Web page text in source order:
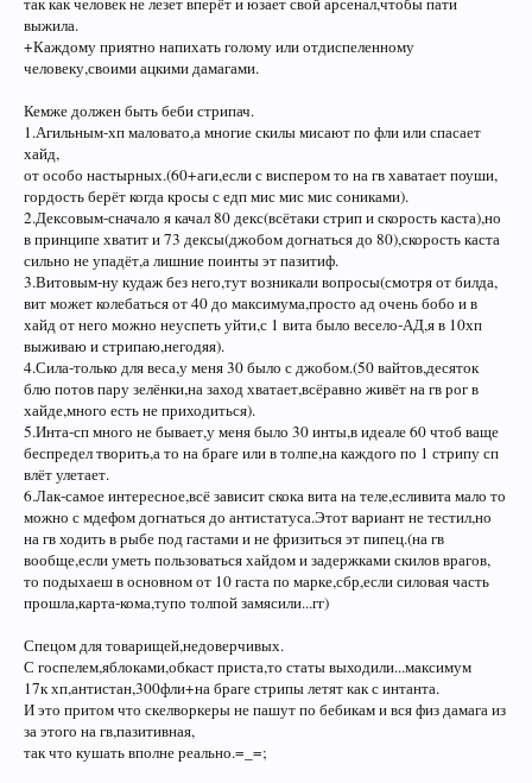
выжила.
+Каждому приятно напихать голому или отдиспеленному
человеку,своими ацкими дамагами.
Кемже должен быть беби стрипач.
1.Агильным-хп маловато,а многие скилы мисают по фли или спасает
хайд,
от особо настырных.(60+аги,если с виспером то на гв хаватает поуши,
гордость берёт когда кросы с едп мис мис мис сониками).
2.Дексовым-сначало я качал 80 декс(всётаки стрип и скорость каста),но
в принципе хватит и 73 дексы(джобом догнаться до 80),скорость каста
сильно не упадёт,а лишние поинты эт пазитиф.
3.Витовым-ну кудаж без него,тут возникали вопросы(смотря от билда,
вит может колебаться от 40 до максимума,просто ад очень бобо и в
хайд от него можно неуспеть уйти,с 1 вита было весело-АД,я в 10хп
выживаю и стрипаю,негодяя).
4.Сила-только для веса,у меня 30 было с джобом.(50 вайтов,десяток
блю потов пару зелёнки,на заход хватает,всёравно живёт на гв рог в
хайде,много есть не приходиться).
5.Инта-сп много не бывает,у меня было 30 инты,в идеале 60 чтоб ваще
беспредел творить,а то на браге или в толпе,на каждого по 1 стрипу сп
влёт улетает.
6.Лак-самое интересное,всё зависит скока вита на теле,есливита мало то
можно с мдефом догнаться до антистатуса.Этот вариант не тестил,но
на гв ходить в рыбе под гастами и не фризиться эт пипец.(на гв
вообще,если уметь пользоваться хайдом и задержками скилов врагов,
то подыхаеш в основном от 10 гаста по марке,сбр,если силовая часть
прошла,карта-кома,тупо толпой замясили...гг)
Спецом для товарищей,недоверчивых.
С госпелем,яблоками,обкаст приста,то статы выходили...максимум
17к хп,антистан,300фли+на браге стрипы летят как с интанта.
И это притом что скелворкеры не пашут по бебикам и вся физ дамага из
за этого на гв,пазитивная,
так что кушать вполне реально.=_=;